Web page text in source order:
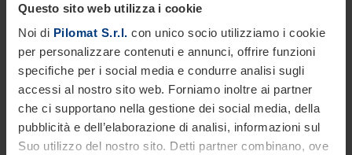
Questo sito web utilizza i cookie
Noi di Pilomat S.r.l. con unico socio utilizziamo i cookie
per personalizzare contenuti e annunci, offrire funzioni
specifiche per i social media e condurre analisi sugli
accessi al nostro sito web. Forniamo inoltre ai partner
che ci supportano nella gestione dei social media, della
pubblicità e dell’elaborazione di analisi, informazioni sul
Suo utilizzo del nostro sito. Detti partner combinano, ove